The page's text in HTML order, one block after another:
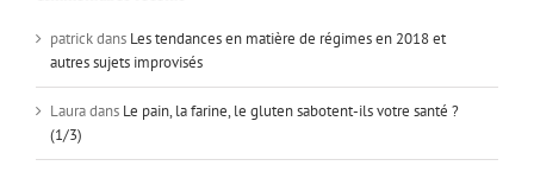
patrickdans Les tendances en matière de régimes en 2018 et
autres sujets improvisés
Lauradans Le pain, la farine, le gluten sabotent-ils votre santé ?
(1/3)